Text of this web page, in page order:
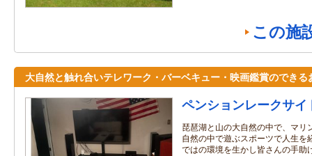
この施
大自然と触れ合いテレワーク・バーベキュー・映画鑑賞のできる
ペンションレークサイ
琵琶湖と山の大自然の中で、マリ
自然の中で遊ぶスポーツで人生を
ではの環境を生かし皆さんの手助